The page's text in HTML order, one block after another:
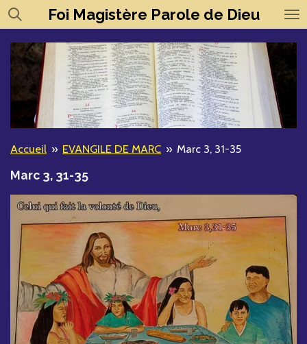
Passer
au
contenu
principal
Foi Magistère Parole de Dieu
Accueil » EVANGILE DE MARC » Marc 3, 31-35
Marc 3, 31-35